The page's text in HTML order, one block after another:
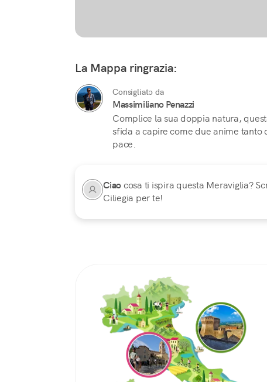
La Mappa ringrazia:
Consigliato da
Massimiliano Penazzi
Complice la sua doppia natura,
sfida a capire come due anime tanto
pace.
Ciaocosa ti ispira questa Meraviglia?
Ciliegia per te!